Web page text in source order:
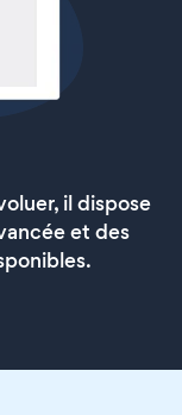
il dispose
et des